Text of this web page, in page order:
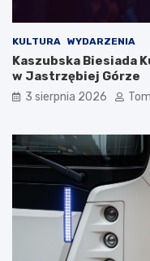
KULTURA WYDARZENIA
Kaszubska Biesiada
w Jastrzębiej Górze
3 sierpnia 2026